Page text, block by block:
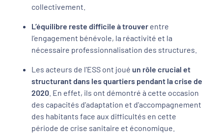
collectivement.
L’équilibre reste difficile à trouver entre
l’engagement bénévole, la réactivité et la
nécessaire professionnalisation des structures.
Les acteurs de l'ESS ont joué un rôle crucial et
structurant dans les quartiers pendant la crise de
2020 . En effet, ils ont démontré à cette occasion
des capacités d'adaptation et d'accompagnement
des habitants face aux difficultés en cette
période de crise sanitaire et économique.